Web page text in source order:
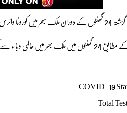
فیصد رہی ہے۔
COVID-19
Total